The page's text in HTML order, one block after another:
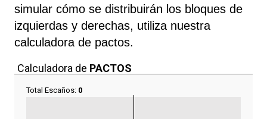
simular cómo se distribuirán los bloques de
izquierdas y derechas, utiliza nuestra
calculadora de pactos.
Calculadora de PACTOS
Total Escaños: 0